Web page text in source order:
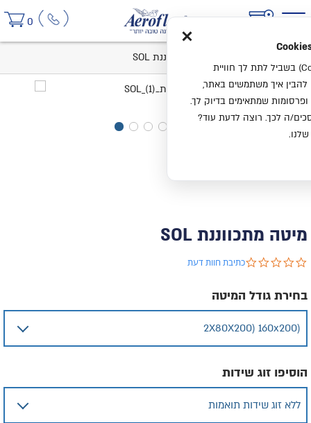
0
מיטה מתכווננת SOL
מיטה מתכווננת SOL
0.0 star rating
כתיבת חוות דעת
בחירת גודל המיטה
הוסיפו זוג שידות
×
אנחנו משתמשים בעוגיות (Cookies) בשביל לתת לך חוויית
להבין איך משתמשים באתר,
שמתאימים בדיוק לך.
ה לכך. רוצה לדעת עוד?